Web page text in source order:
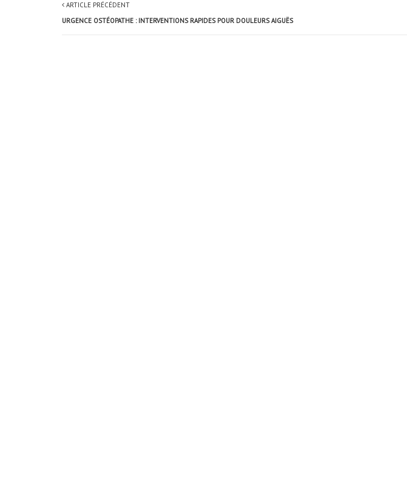
ARTICLE PRÉCÉDENT
URGENCE OSTÉOPATHE : INTERVENTIONS RAPIDES POUR DOULEURS AIGUËS